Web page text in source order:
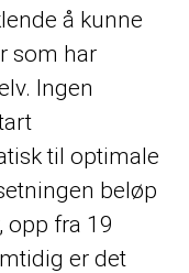
å kunne
som har
Ingen
til optimale
beløp
opp fra 19
er det